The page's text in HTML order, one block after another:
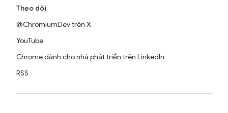
Theo dõi
@ChromiumDev trên X
YouTube
Chrome dành cho nhà phát triển trên LinkedIn
RSS